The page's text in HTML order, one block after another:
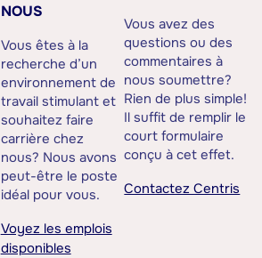
NOUS
Vous êtes à la
recherche d’un
environnement de
travail stimulant et
souhaitez faire
carrière chez
nous? Nous avons
peut-être le poste
idéal pour vous.
Voyez les emplois
disponibles
Vous avez des
questions ou des
commentaires à
nous soumettre?
Rien de plus simple!
Il suffit de remplir le
court formulaire
conçu à cet effet.
Contactez Centris